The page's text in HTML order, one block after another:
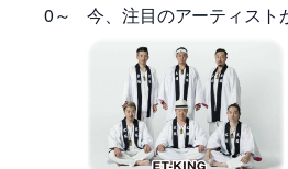
0～
今、注目のアーティスト